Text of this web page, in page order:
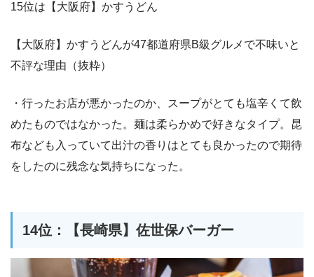
15位は【大阪府】かすうどん
【大阪府】かすうどんが47都道府県B級グルメで不味いと
不評な理由（抜粋）
・行ったお店が悪かったのか、スープがとても塩辛くて飲
めたものではなかった。麺は柔らかめで好きなタイプ。昆
布なども入っていて出汁の香りはとても良かったので期待
をしたのに残念な気持ちになった。
14位：【長崎県】佐世保バーガー